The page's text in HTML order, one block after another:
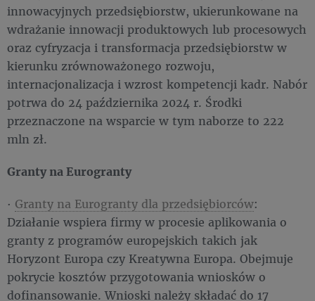
innowacyjnych przedsiębiorstw, ukierunkowane na
wdrażanie innowacji produktowych lub procesowych
oraz cyfryzacja i transformacja przedsiębiorstw w
kierunku zrównoważonego rozwoju,
internacjonalizacja i wzrost kompetencji kadr. Nabór
potrwa do 24 października 2024 r. Środki
przeznaczone na wsparcie w tym naborze to 222
mln zł.
Granty na Eurogranty
· Granty na Eurogranty dla przedsiębiorców:
Działanie wspiera firmy w procesie aplikowania o
granty z programów europejskich takich jak
Horyzont Europa czy Kreatywna Europa. Obejmuje
pokrycie kosztów przygotowania wniosków o
dofinansowanie. Wnioski należy składać do 17